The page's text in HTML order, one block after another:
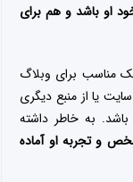
او باشد و هم برای
مناسب برای وبلاگ
یا از منبع دیگری
باشد. به خاطر داشته
و تجربه او آماده